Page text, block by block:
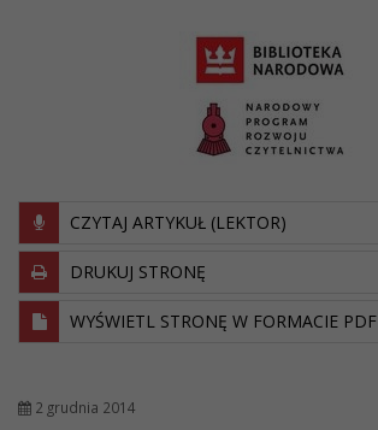
CZYTAJ ARTYKUŁ (LEKTOR)
DRUKUJ STRONĘ
WYŚWIETL STRONĘ W FORMACIE PDF
2 grudnia 2014